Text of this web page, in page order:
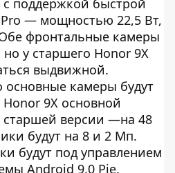
поддержкой быстрой
Pro — мощностью 22,5 Вт,
фронтальные камеры
у старшего Honor 9X
выдвижной.
основные камеры будут
9X основной
старшей версии —на 48
будут на 8 и 2 Мп.
будут под управлением
Android 9.0 Pie.